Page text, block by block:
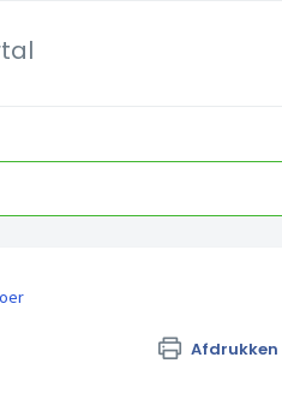
Afdrukken